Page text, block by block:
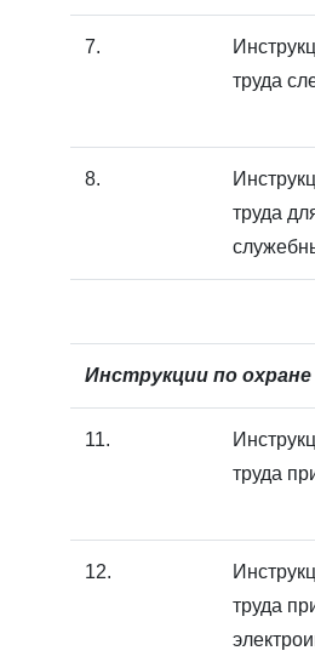
7.
труда
8.
труда
Инструкции по
11.
труда
12.
труда